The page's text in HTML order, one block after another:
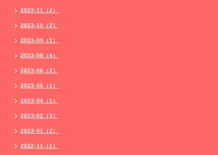
2023-11（2）
2023-10（2）
2023-09（1）
2023-08（4）
2023-06（2）
2023-05（1）
2023-04（1）
2023-02（3）
2023-01（2）
2022-11（1）